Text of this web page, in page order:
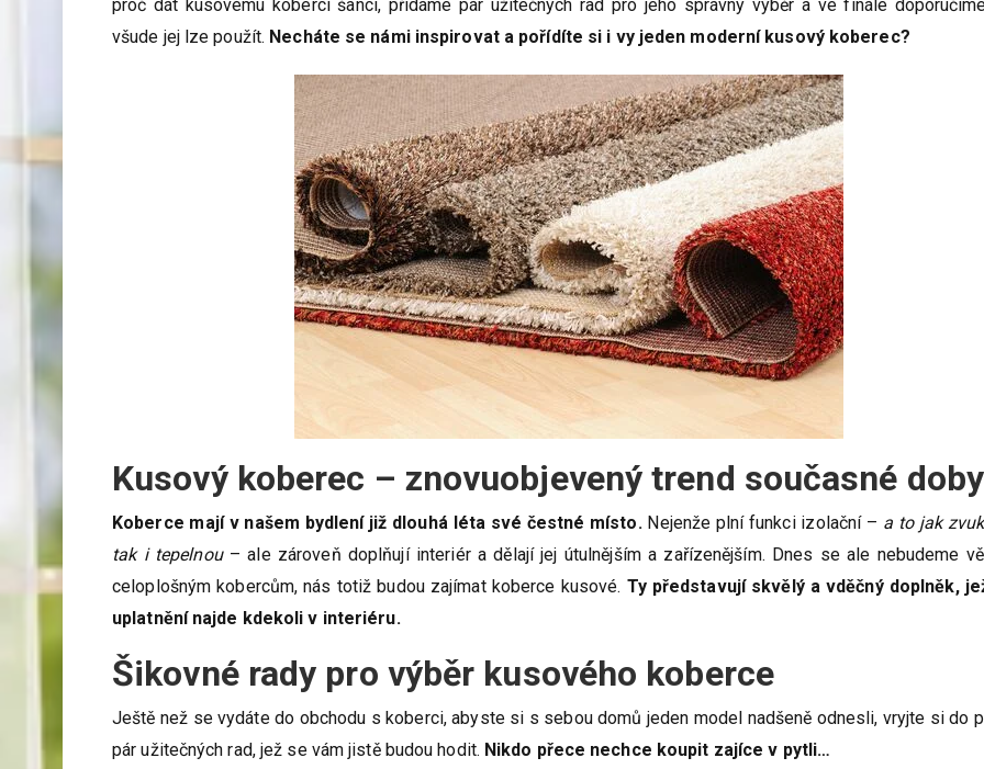
proč dát kusovému koberci šanci, přidáme pár užitečných rad pro jeho správný výběr a ve finále
všude jej lze použít. Necháte se námi inspirovat a pořídíte si i vy jeden moderní kusový koberec?
Kusový koberec – znovuobjevený trend současné doby
Koberce mají v našem bydlení již dlouhá léta své čestné místo.Nejenže plní funkci izolační – a to jak
tak i tepelnou– ale zároveň doplňují interiér a dělají jej útulnějším a zařízenějším. Dnes se ale nebudeme
celoplošným kobercům, nás totiž budou zajímat koberce kusové. Ty představují skvělý a vděčný doplněk,
uplatnění najde kdekoli v interiéru.
Šikovné rady pro výběr kusového koberce
Ještě než se vydáte do obchodu s koberci, abyste si s sebou domů jeden model nadšeně odnesli, vryjte si do
pár užitečných rad, jež se vám jistě budou hodit. Nikdo přece nechce koupit zajíce v pytli…